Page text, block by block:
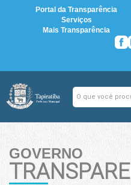
Portal da Transparência
Serviços
Mais Transparência
GOVERNO